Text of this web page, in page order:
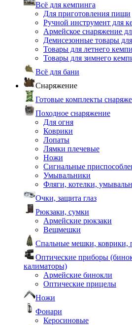
Всё для кемпинга
Для приготовления пищи
Ручной инструмент для
Армейское снаряжение
Демисезонные товары
Товары для летнего
Товары для зимнего
Всё для бани
Снаряжение
Готовые комплекты
Походное снаряжение
Для огня
Коврики
Лопаты
Лямки плечевые
Ножи
Сигнальные
Умывальники
Фляги, котелки,
Очки, защита глаз
Рюкзаки, сумки
Армейские рюкзаки
Вещмешки
Спальные мешки, коврики,
Оптические приборы
калиматоры)
Армейские бинокли
Оптические прицелы
Ножи
Фонари
Керосиновые